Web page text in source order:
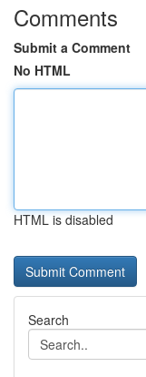
Comments
Submit a Comment
No HTML
HTML is disabled
Search